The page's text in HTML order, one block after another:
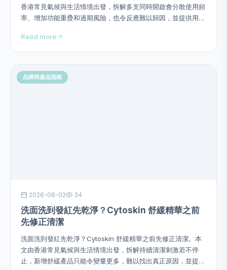
香港常見氣候與生活情境出發，拆解多支同時開啟會分散使用頻
率、增加功能重疊和過期風險，也令反應難以歸因，並提供用
作過度功效承諾。
Read more
品牌與產品指南
2026-08-02 34
洗面洗到發紅先乾淨？Cytoskin 舒緩精華之前
先修正清潔
洗面洗到發紅先乾淨？Cytoskin 舒緩精華之前先修正清潔。本
文由香港常見氣候與生活情境出發，拆解持續清潔刺激若不停
止，新增舒緩產品只能令變量更多，難以找出真正原因，並提供